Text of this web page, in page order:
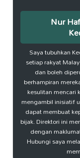
Nur
Saya tubuhkan
setiap rakyat
dan boleh
berhampiran
kesulitan mencari
mengambil inisiatif
dapat membuat
bijak. Direktori ini
dengan
Hubungi saya